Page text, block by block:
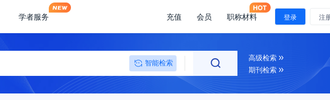
学者服务 充值 会员 职称材料 登录 注
智能检索
高级检索
期刊检索